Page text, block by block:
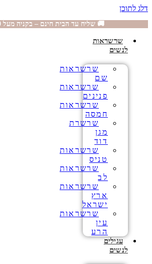
דלג לתוכן
🚚 שליח עד הבית חינם – בקניה מעל 299 ש"ח
שרשראות
לנשים
שרשראות
שם
שרשראות
פנינים
שרשראות
חמסה
שרשרת
מגן
דוד
שרשראות
טניס
שרשראות
לב
שרשראות
ארץ
ישראל
שרשראות
עין
הרע
עגילים
לנשים